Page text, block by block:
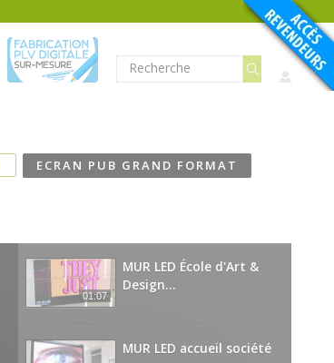
ECRAN PUB GRAND FORMAT
01:07
MUR LED École d'Art &
Design...
MUR LED accueil société